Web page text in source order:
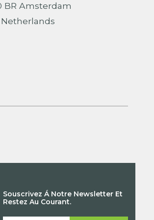
BR Amsterdam
Souscrivez Á Notre Newsletter Et
Restez Au Courant.